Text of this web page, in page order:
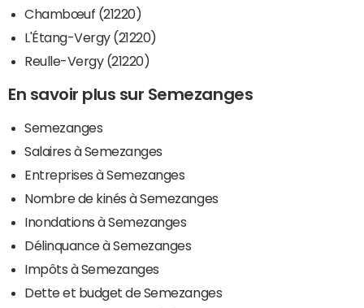
Chambœuf (21220)
L'Étang-Vergy (21220)
Reulle-Vergy (21220)
En savoir plus sur Semezanges
Semezanges
Salaires à Semezanges
Entreprises à Semezanges
Nombre de kinés à Semezanges
Inondations à Semezanges
Délinquance à Semezanges
Impôts à Semezanges
Dette et budget de Semezanges